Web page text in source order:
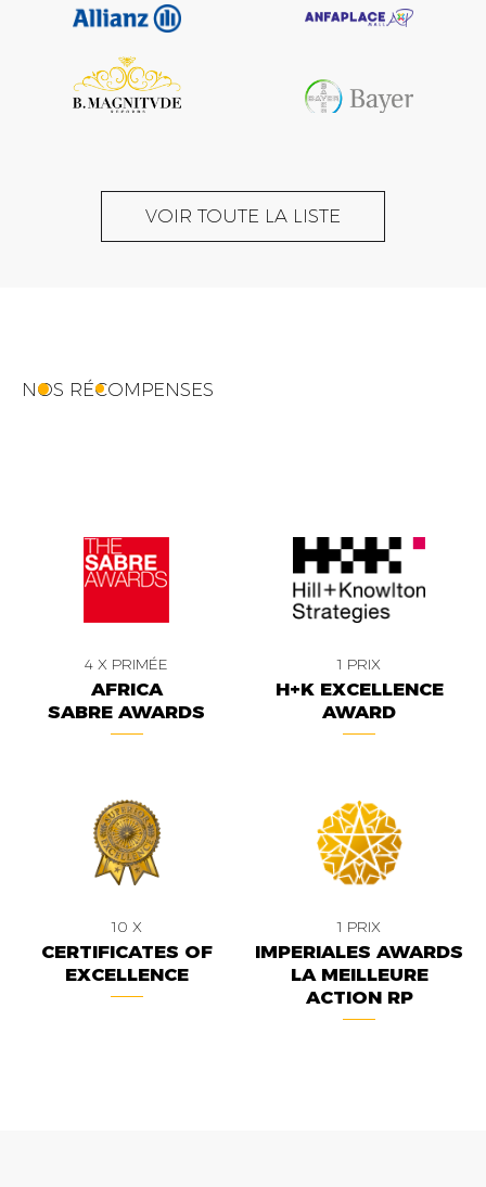
VOIR TOUTE LA LISTE
NOS RÉCOMPENSES
4 X PRIMÉE
AFRICA
SABRE AWARDS
1 PRIX
H+K EXCELLENCE
AWARD
10 X
CERTIFICATES OF
EXCELLENCE
1 PRIX
IMPERIALES AWARDS
LA MEILLEURE
ACTION RP